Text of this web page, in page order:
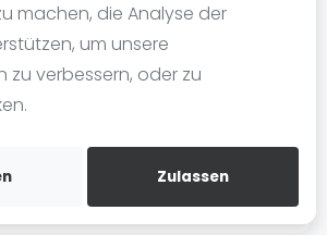
machen, die Analyse der
um unsere
zu verbessern, oder zu
Zulassen
Padel
| Mannheim
Schwan-Straße 5-7